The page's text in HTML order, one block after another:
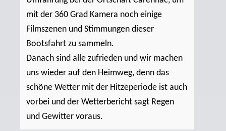
mit der 360 Grad Kamera noch einige
Filmszenen und Stimmungen dieser
Bootsfahrt zu sammeln.
Danach sind alle zufrieden und wir machen
uns wieder auf den Heimweg, denn das
schöne Wetter mit der Hitzeperiode ist auch
vorbei und der Wetterbericht sagt Regen
und Gewitter voraus.